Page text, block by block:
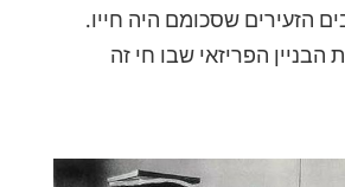
הזעירים שסכומם היה חייו.
הפריזאי שבו חי זה